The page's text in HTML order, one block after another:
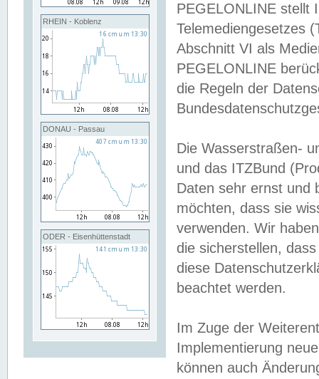
RHEIN - Koblenz
DONAU - Passau
ODER - Eisenhüttenstadt
PEGELONLINE stellt
Telemediengesetzes
Abschnitt VI als
PEGELONLINE
die Regeln der
Die Wasserstraßen-
und das ITZBund
Daten sehr ernst und
möchten, dass sie
verwenden. Wir
die sicherstellen,
diese
beachtet werden.
Im Zuge der
Implementierung
können auch